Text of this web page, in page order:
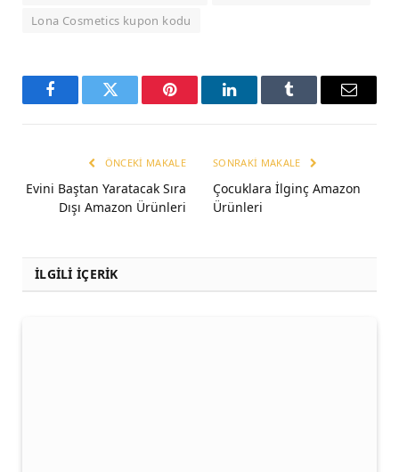
Lona Cosmetics kupon kodu
FacebookTwitter Pinterest LinkedInTumblr Email
ÖNCEKI MAKALE
Evini Baştan Yaratacak Sıra
Dışı Amazon Ürünleri
SONRAKI MAKALE
Çocuklara İlginç Amazon
Ürünleri
İLGİLİ İÇERİK